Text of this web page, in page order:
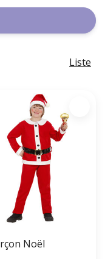
Liste
Noël